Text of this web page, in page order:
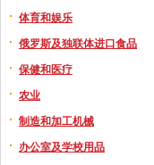
体育和娱乐
俄罗斯及独联体进口食品
保健和医疗
农业
制造和加工机械
办公室及学校用品